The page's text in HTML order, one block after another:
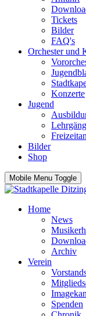
Tickets
Bilder
FAQ's
Orchester und
Konzerte
Jugend
Bilder
Shop
Mobile Menu Toggle
Home
News
Archiv
Verein
Spenden